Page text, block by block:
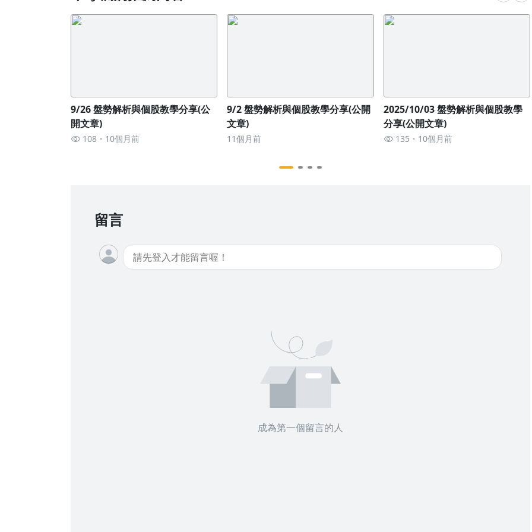
9/26 盤勢解析與個股教學分享(公
開文章)
108 10個月前
9/2 盤勢解析與個股教學分享(公開
文章)
11個月前
2025/10/03 盤勢解析與個股教學
分享(公開文章)
135 10個月前
留言
成為第一個留言的人